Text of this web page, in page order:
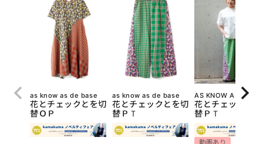
as know as de base
花とチェックとを切
替ＯＰ
as know as de base
花とチェックとを切
替ＰＴ
AS KNOW AS olaca
花とチェックと
替ＰＴ